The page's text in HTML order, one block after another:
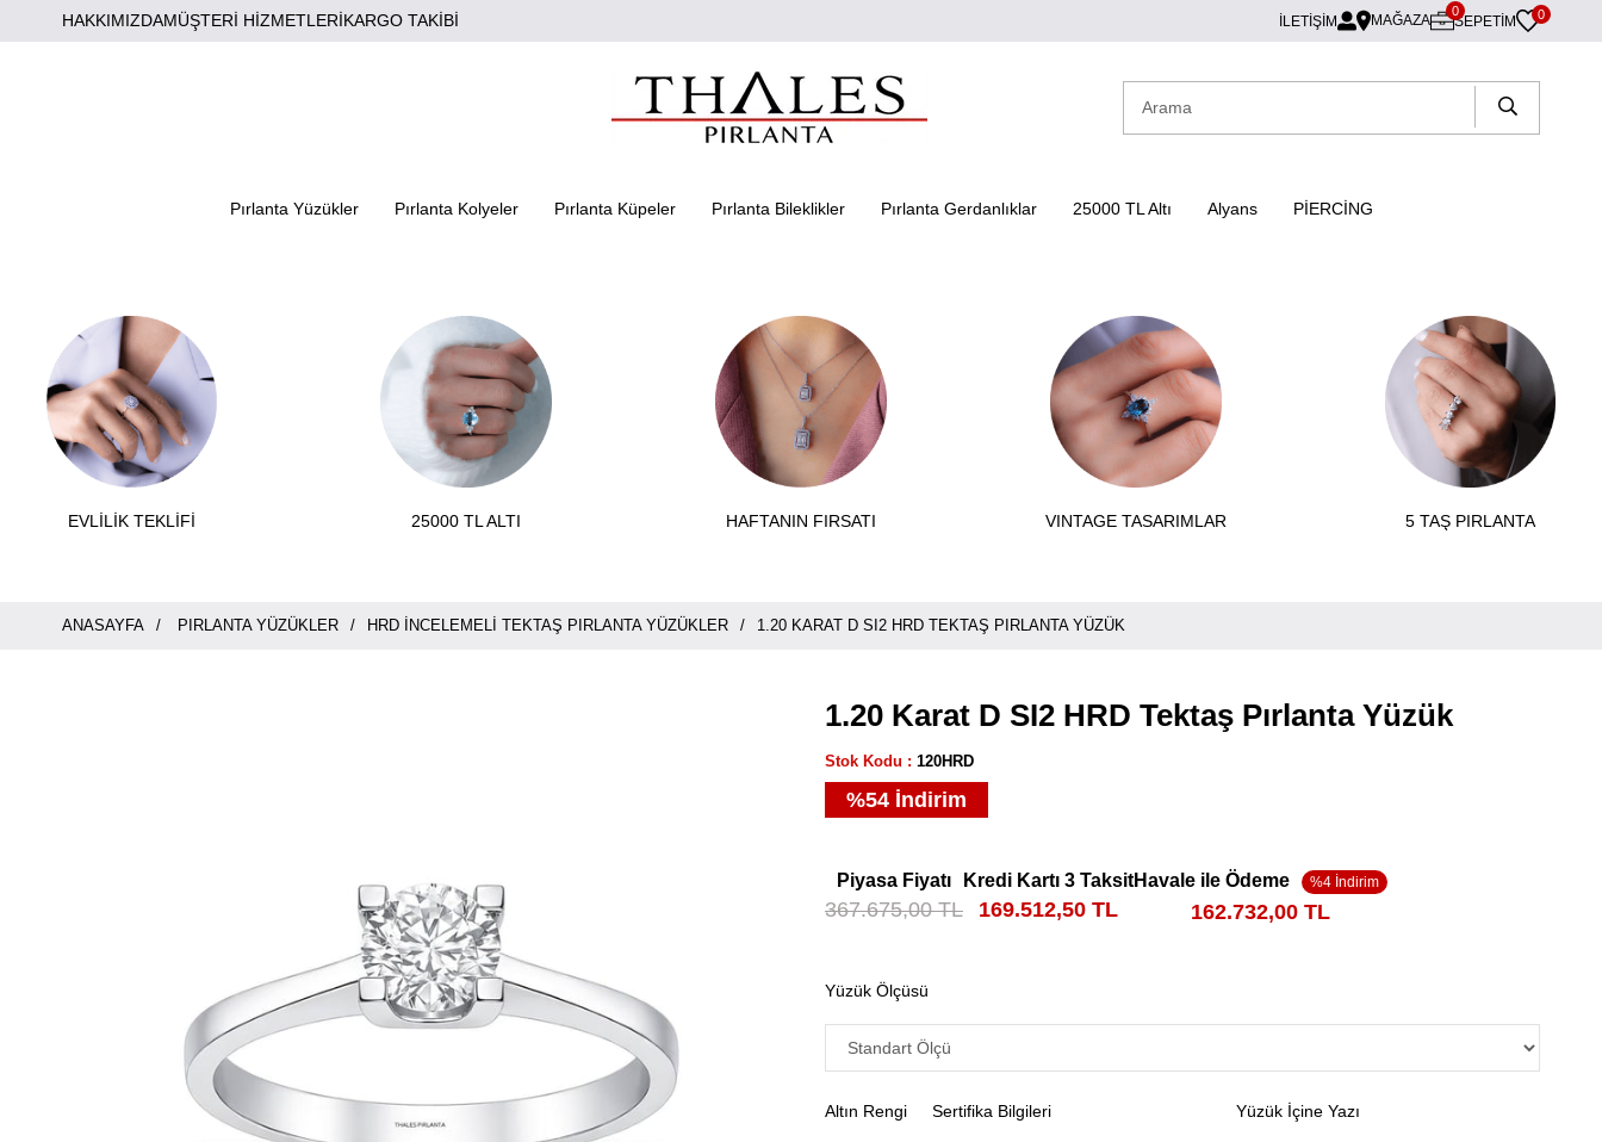
HAKKIMIZDAMÜŞTERİ HİZMETLERİKARGO TAKİBİ İLETİŞİM MAĞAZA SEPETIM
0 0
Pırlanta Yüzükler Pırlanta Kolyeler Pırlanta Küpeler Pırlanta Bileklikler Pırlanta Gerdanlıklar 25000 TL Altı Alyans PİERCİNG
EVLİLİK TEKLİFİ 25000 TL ALTI HAFTANIN FIRSATI VINTAGE TASARIMLAR 5 TAŞ PIRLANTA
ANASAYFA PIRLANTA YÜZÜKLER HRD İNCELEMELI TEKTAŞ PIRLANTA YÜZÜKLER 1.20 KARAT D SI2 HRD TEKTAŞ PIRLANTA YÜZÜK
1.20 Karat D SI2 HRD Tektaş Pırlanta Yüzük
Stok Kodu 120HRD
%54 İndirim
Piyasa Fiyatı
367.675,00 TL
Kredi Kartı 3 Taksit
169.512,50 TL
Havale ile Ödeme
162.732,00 TL
Yüzük Ölçüsü
Altın Rengi Sertifika Bilgileri Yüzük İçine Yazı